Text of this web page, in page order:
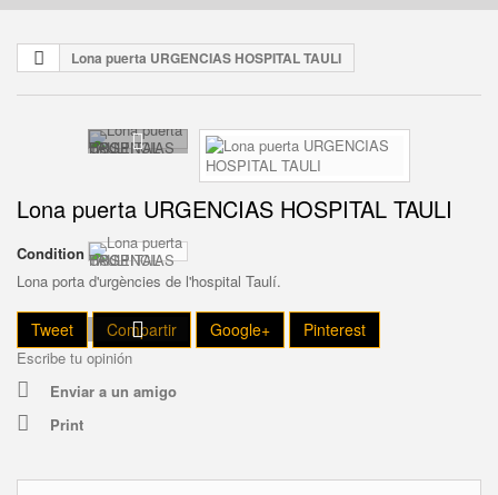
Lona puerta URGENCIAS HOSPITAL TAULI
Lona puerta URGENCIAS HOSPITAL TAULI
Condition New
Lona porta d'urgències de l'hospital Taulí.
Tweet Compartir Google+ Pinterest
Escribe tu opinión
Enviar a un amigo
Print